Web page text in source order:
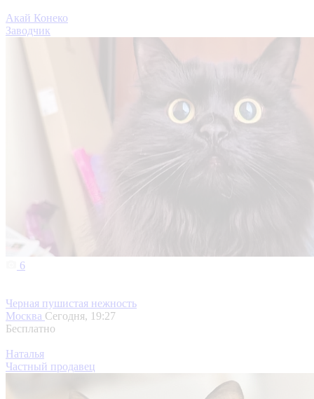
Акай Конеко
Заводчик
6
Черная пушистая нежность
Москва Сегодня, 19:27
Бесплатно
Наталья
Частный продавец